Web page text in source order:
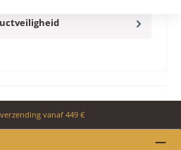
vanaf 449 €